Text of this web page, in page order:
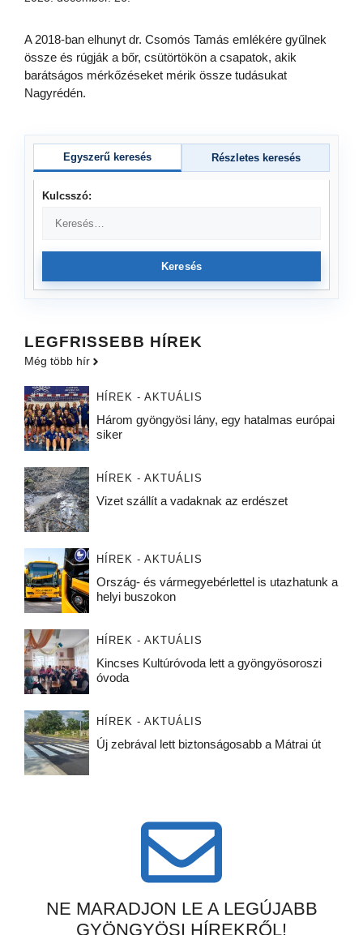
A 2018-ban elhunyt dr. Csomós Tamás emlékére gyűlnek
össze és rúgják a bőr, csütörtökön a csapatok, akik
barátságos mérkőzéseket mérik össze tudásukat
Nagyrédén.
Egyszerű keresés Részletes keresés
Kulcsszó:
Keresés
LEGFRISSEBB HÍREK
Még több hír
HÍREK - AKTUÁLIS
Három gyöngyösi lány, egy hatalmas európai
siker
HÍREK - AKTUÁLIS
Vizet szállít a vadaknak az erdészet
HÍREK - AKTUÁLIS
Ország- és vármegyebérlettel is utazhatunk a
helyi buszokon
HÍREK - AKTUÁLIS
Kincses Kultúróvoda lett a gyöngyösoroszi
óvoda
HÍREK - AKTUÁLIS
Új zebrával lett biztonságosabb a Mátrai út
NE MARADJON LE A LEGÚJABB
GYÖNGYÖSI HÍREKRŐL!